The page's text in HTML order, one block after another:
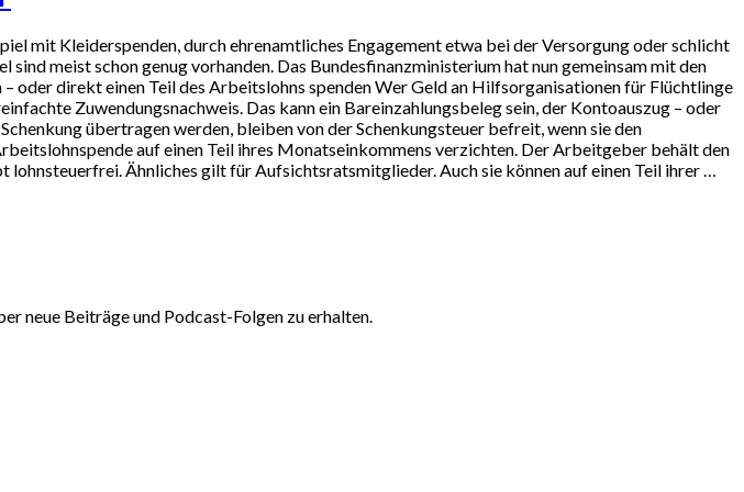
mit Kleiderspenden, durch ehrenamtliches Engagement etwa bei der Versorgung oder schlicht
meist schon genug vorhanden. Das Bundesfinanzministerium hat nun gemeinsam mit den
oder direkt einen Teil des Arbeitslohns spenden Wer Geld an Hilfsorganisationen für Flüchtlinge
Zuwendungsnachweis. Das kann ein Bareinzahlungsbeleg sein, der Kontoauszug – oder
übertragen werden, bleiben von der Schenkungsteuer befreit, wenn sie den
auf einen Teil ihres Monatseinkommens verzichten. Der Arbeitgeber behält den
Ähnliches gilt für Aufsichtsratsmitglieder. Auch sie können auf einen Teil ihrer …
neue Beiträge und Podcast-Folgen zu erhalten.